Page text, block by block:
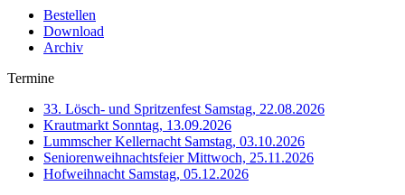
Bestellen
Download
Archiv
Termine
33. Lösch- und Spritzenfest Samstag, 22.08.2026
Krautmarkt Sonntag, 13.09.2026
Lummscher Kellernacht Samstag, 03.10.2026
SeniorenweihnachtsfeierMittwoch, 25.11.2026
Hofweihnacht Samstag, 05.12.2026